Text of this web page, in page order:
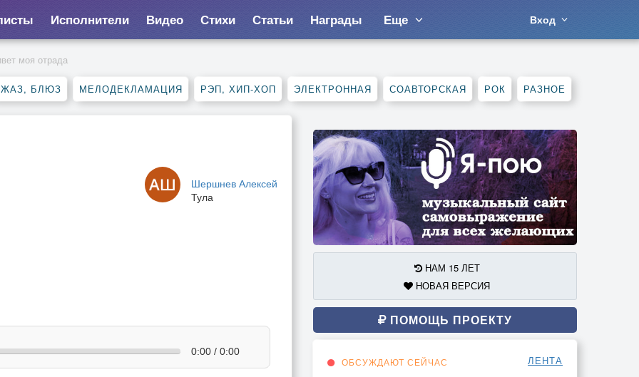
Исполнители Видео Стихи Статьи Награды Еще Вход
моя отрада
БЛЮЗ МЕЛОДЕКЛАМАЦИЯ РЭП, ХИП-ХОП ЭЛЕКТРОННАЯ СОАВТОРСКАЯ РОК РАЗНОЕ
Шершнев Алексей
Тула
0:00 / 0:00
НАМ 15 ЛЕТ
НОВАЯ ВЕРСИЯ
ПОМОЩЬ ПРОЕКТУ
ОБСУЖДАЮТ СЕЙЧАС ЛЕНТА